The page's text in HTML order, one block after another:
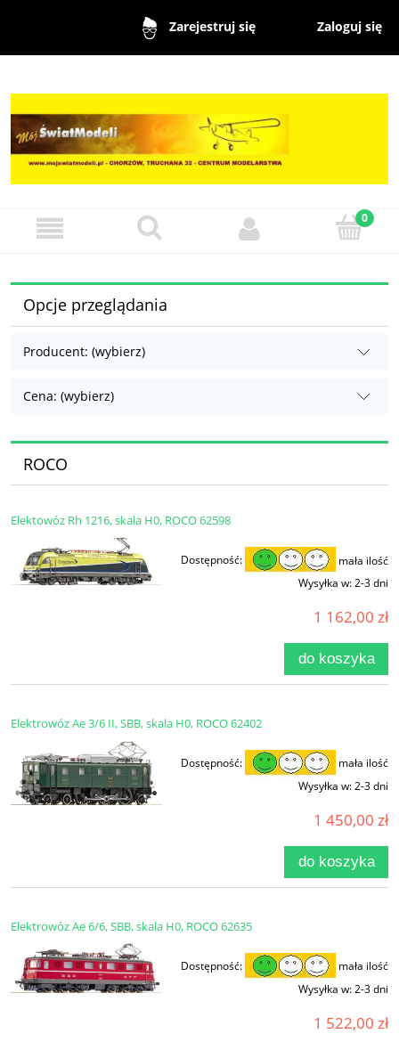
Zarejestruj się Zaloguj się
Opcje przeglądania
Producent: (wybierz)
Cena: (wybierz)
ROCO
Elektowóz Rh 1216, skala H0, ROCO 62598
Dostępność:
mała ilość
Wysyłka w:2-3 dni
1 162,00 zł
do koszyka
Elektrowóz Ae 3/6 II, SBB, skala H0, ROCO 62402
Dostępność:
mała ilość
Wysyłka w:2-3 dni
1 450,00 zł
do koszyka
Elektrowóz Ae 6/6, SBB, skala H0, ROCO 62635
Dostępność:
mała ilość
Wysyłka w:2-3 dni
1 522,00 zł